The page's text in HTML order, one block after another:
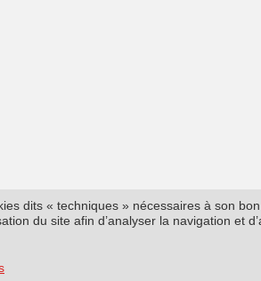
dits « techniques » nécessaires à son
du site afin d’analyser la navigation et